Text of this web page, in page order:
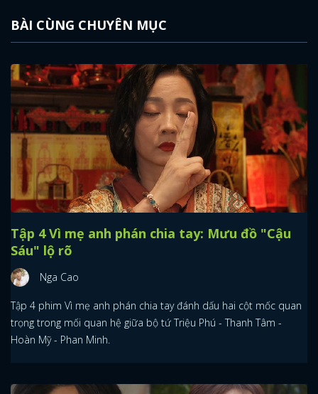
BÀI CÙNG CHUYÊN MỤC
Tập 4 Vì mẹ anh phán chia tay: Mưu đồ "Cậu
Sáu" lộ rõ
Nga Cao
Tập 4 phim Vì mẹ anh phán chia tay đánh dấu hai cột mốc quan
trọng trong mối quan hệ giữa bộ tứ Triệu Phú - Thanh Tâm -
Hoàn Mỹ - Phan Minh.